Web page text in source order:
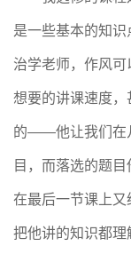
是一些基本的知
治学老师，作风可
想要的讲课速度
的——他让我们在
目，而落选的题
在最后一节课上又
把他讲的知识都理